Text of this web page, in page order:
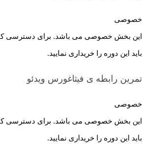
خصوصی
این بخش خصوصی می باشد. برای دسترسی
باید این دوره را خریداری نمایید.
تمرین رابطه ی فیثاغورس ویدئو
خصوصی
این بخش خصوصی می باشد. برای دسترسی
باید این دوره را خریداری نمایید.